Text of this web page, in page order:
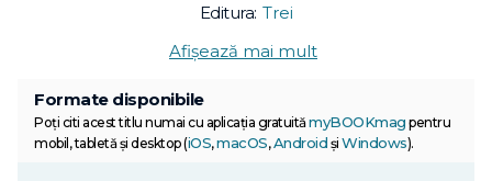
Editura: Trei
Afișează mai mult
Formate disponibile
Poți citi acest titlu numai cu aplicația gratuitămyBOOKmag pentru
mobil, tabletă și desktop (iOS,macOS,Android și Windows).